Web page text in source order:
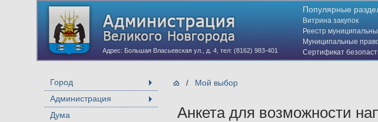
Адрес: Большая Власьевская ул., д. 4, тел: (8162) 983-401
Популярные
Витрина закупок
Реестр
Муниципальные
Сертификат
(HTTPS)
Город
Администрация
Дума
/ Мой выбор
Анкета для возможности